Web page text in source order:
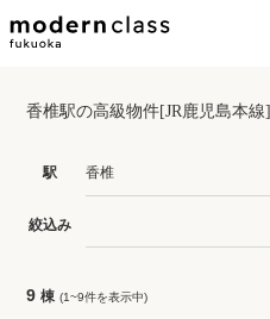
香椎駅の高級物件[JR鹿児島本線]
駅 香椎
絞込み
9 棟 (1~9件を表示中)